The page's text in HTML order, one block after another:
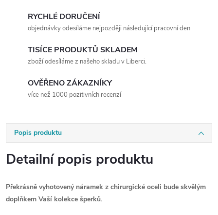
RYCHLÉ DORUČENÍ
objednávky odesíláme nejpozději následující pracovní den
TISÍCE PRODUKTŮ SKLADEM
zboží odesíláme z našeho skladu v Liberci.
OVĚŘENO ZÁKAZNÍKY
více než 1000 pozitivních recenzí
Popis produktu
Detailní popis produktu
Překrásně vyhotovený náramek z chirurgické oceli bude skvělým
doplňkem Vaší kolekce šperků.